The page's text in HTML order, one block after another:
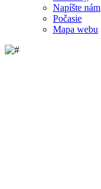
Napíšte nám
Počasie
Mapa webu